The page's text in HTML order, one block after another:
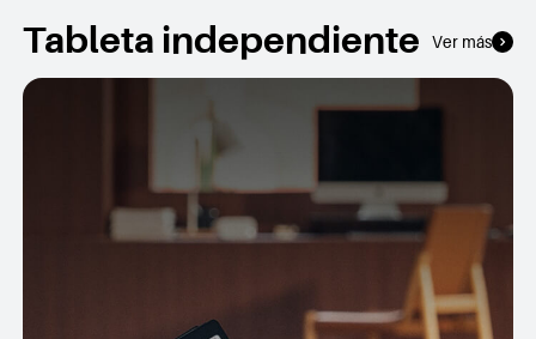
Tableta independiente Ver más